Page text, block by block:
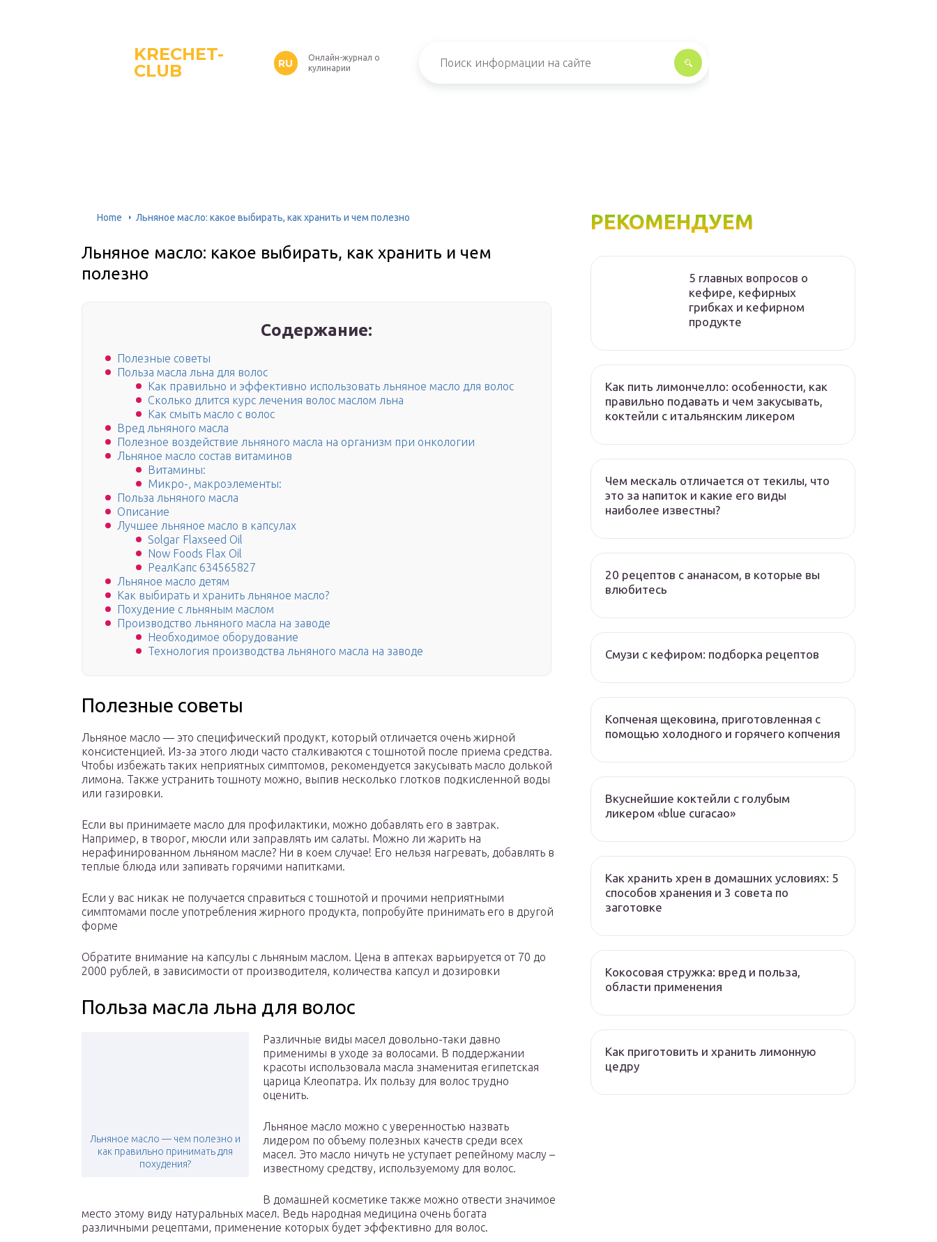
KRECHET-
CLUB
RU
Онлайн-журнал о
кулинарии
Home Льняное масло: какое выбирать, как хранить и чем полезно
Льняное масло: какое выбирать, как хранить и чем
полезно
Содержание:
Полезные советы
Польза масла льна для волос
Как правильно и эффективно использовать льняное масло для волос
Сколько длится курс лечения волос маслом льна
Как смыть масло с волос
Вред льняного масла
Полезное воздействие льняного масла на организм при онкологии
Льняное масло состав витаминов
Витамины:
Микро-, макроэлементы:
Польза льняного масла
Описание
Лучшее льняное масло в капсулах
Solgar Flaxseed Oil
Now Foods Flax Oil
РеалКапс 634565827
Льняное масло детям
Как выбирать и хранить льняное масло?
Похудение с льняным маслом
Производство льняного масла на заводе
Необходимое оборудование
Технология производства льняного масла на заводе
Полезные советы
Льняное масло — это специфический продукт, который отличается очень жирной
консистенцией. Из-за этого люди часто сталкиваются с тошнотой после приема средства.
Чтобы избежать таких неприятных симптомов, рекомендуется закусывать масло долькой
лимона. Также устранить тошноту можно, выпив несколько глотков подкисленной воды
или газировки.
Если вы принимаете масло для профилактики, можно добавлять его в завтрак.
Например, в творог, мюсли или заправлять им салаты. Можно ли жарить на
нерафинированном льняном масле? Ни в коем случае! Его нельзя нагревать, добавлять в
теплые блюда или запивать горячими напитками.
Если у вас никак не получается справиться с тошнотой и прочими неприятными
симптомами после употребления жирного продукта, попробуйте принимать его в другой
форме
Обратите внимание на капсулы с льняным маслом. Цена в аптеках варьируется от 70 до
2000 рублей, в зависимости от производителя, количества капсул и дозировки
Польза масла льна для волос
Льняное масло — чем полезно и
как правильно принимать для
похудения?
Различные виды масел довольно-таки давно
применимы в уходе за волосами. В поддержании
красоты использовала масла знаменитая египетская
царица Клеопатра. Их пользу для волос трудно
оценить.
Льняное масло можно с уверенностью назвать
лидером по объему полезных качеств среди всех
масел. Это масло ничуть не уступает репейному маслу –
известному средству, используемому для волос.
В домашней косметике также можно отвести значимое
место этому виду натуральных масел. Ведь народная медицина очень богата
различными рецептами, применение которых будет эффективно для волос.
РЕКОМЕНДУЕМ
5 главных вопросов о
кефире, кефирных
грибках и кефирном
продукте
Как пить лимончелло: особенности, как
правильно подавать и чем закусывать,
коктейли с итальянским ликером
Чем мескаль отличается от текилы, что
это за напиток и какие его виды
наиболее известны?
20 рецептов с ананасом, в которые вы
влюбитесь
Смузи с кефиром: подборка рецептов
Копченая щековина, приготовленная с
помощью холодного и горячего копчения
Вкуснейшие коктейли с голубым
ликером «blue curacao»
Как хранить хрен в домашних условиях: 5
способов хранения и 3 совета по
заготовке
Кокосовая стружка: вред и польза,
области применения
Как приготовить и хранить лимонную
цедру